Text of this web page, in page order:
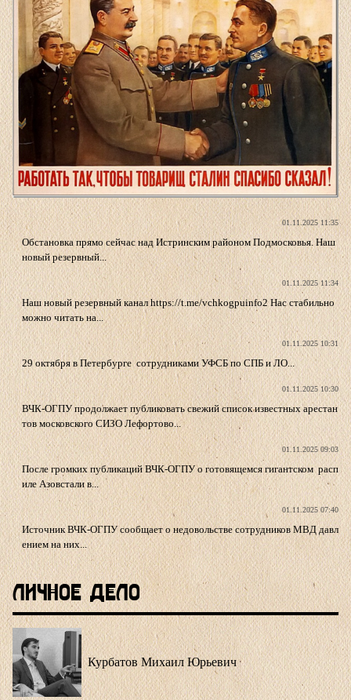
01.11.2025 11:35
Обстановка прямо сейчас над Истринским районом Подмосковья. Наш
новый резервный...
01.11.2025 11:34
Наш новый резервный канал https://t.me/vchkogpuinfo2 Нас стабильно
можно читать на...
01.11.2025 10:31
29 октября в Петербурге сотрудниками УФСБ по СПБ и ЛО...
01.11.2025 10:30
ВЧК-ОГПУ продолжает публиковать свежий список известных арестан
тов московского СИЗО Лефортово...
01.11.2025 09:03
После громких публикаций ВЧК-ОГПУ о готовящемся гигантском расп
иле Азовстали в...
01.11.2025 07:40
Источник ВЧК-ОГПУ сообщает о недовольстве сотрудников МВД давл
ением на них...
Личное Дело
Курбатов Михаил Юрьевич